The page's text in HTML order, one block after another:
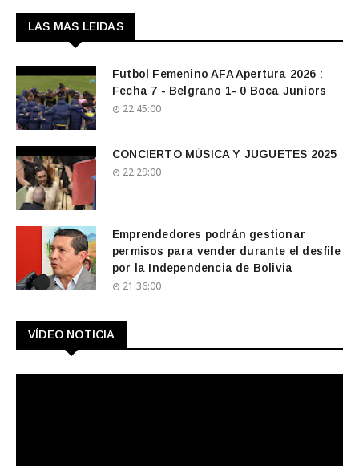
LAS MAS LEIDAS
Futbol Femenino AFA Apertura 2026 :
Fecha 7 - Belgrano 1- 0 Boca Juniors
22:45:00
CONCIERTO MÚSICA Y JUGUETES 2025
22:29:00
Emprendedores podrán gestionar
permisos para vender durante el desfile
por la Independencia de Bolivia
21:36:00
VÍDEO NOTICIA